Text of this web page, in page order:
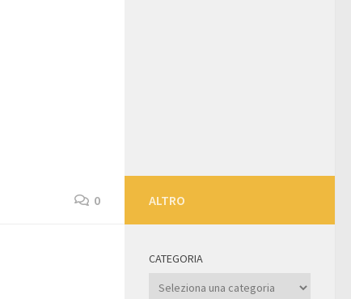
0 ALTRO
CATEGORIA
Categoria